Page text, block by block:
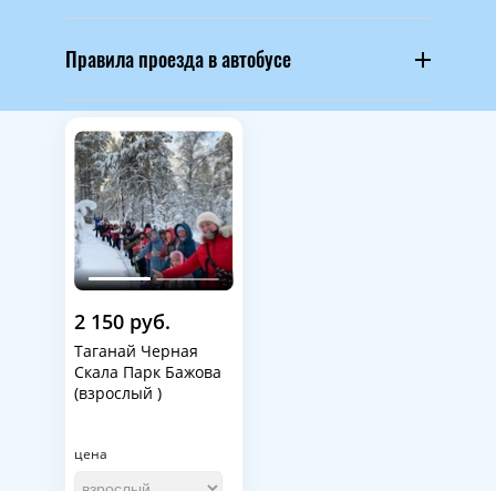
Правила проезда в автобусе
2 150 руб.
Таганай Черная
Скала Парк Бажова
(взрослый )
цена